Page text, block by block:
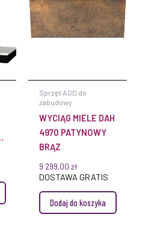
Sprzęt AGD do
zabudowy
WYCIĄG MIELE DAH
4970 PATYNOWY
BRĄZ
9 299,00 zł
DOSTAWA GRATIS
Dodaj do koszyka